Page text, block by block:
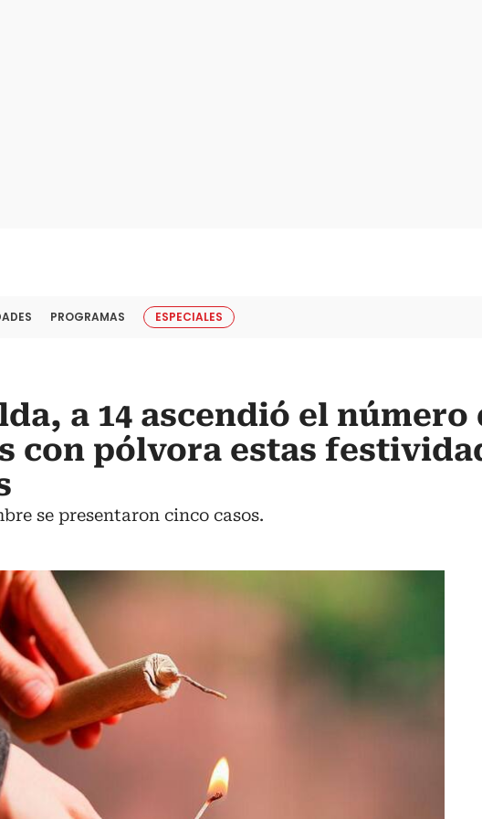
PROGRAMAS ESPECIALES
a 14 ascendió el número
con pólvora estas
se presentaron cinco casos.